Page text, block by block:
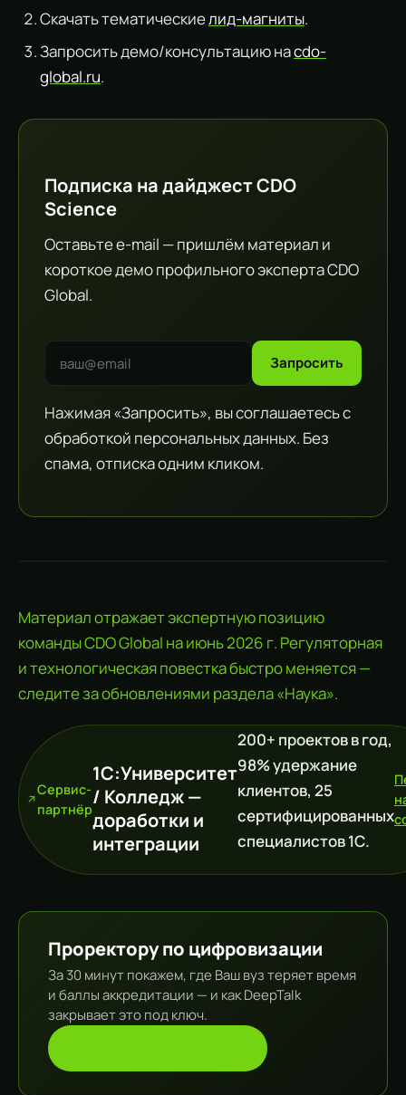
Скачать тематическиелид-магниты.
Запросить демо/консультацию наcdo-
global.ru.
Подписка на дайджест CDO
Science
Оставьте e-mail — пришлём материал и
короткое демо профильного эксперта CDO
Global.
Запросить
Нажимая «Запросить», вы соглашаетесь с
обработкой персональных данных. Без
спама, отписка одним кликом.
Материал отражает экспертную позицию
команды CDO Global на июнь 2026 г. Регуляторная
и технологическая повестка быстро меняется —
следите за обновлениями раздела «Наука».
Сервис-
партнёр
1С:Университет
/ Колледж —
доработки и
интеграции
200+ проектов в год,
98% удержание
клиентов, 25
сертифицированных
специалистов 1С.
Проректору по цифровизации
За 30 минут покажем, где Ваш вуз теряет время
и баллы аккредитации — и как DeepTalk
закрывает это под ключ.